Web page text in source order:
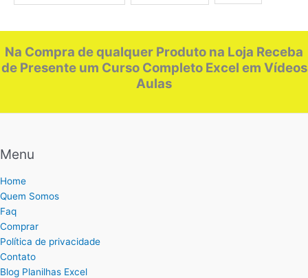
Na Compra de qualquer Produto na Loja Receba
de Presente um Curso Completo Excel em Vídeos
Aulas
Menu
Home
Quem Somos
Faq
Comprar
Política de privacidade
Contato
Blog Planilhas Excel